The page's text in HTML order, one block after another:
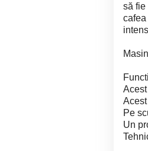
să fie
Pe
Un